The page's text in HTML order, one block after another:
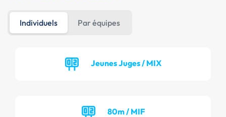
Individuels Par équipes
Jeunes Juges / MIX
80m / MIF